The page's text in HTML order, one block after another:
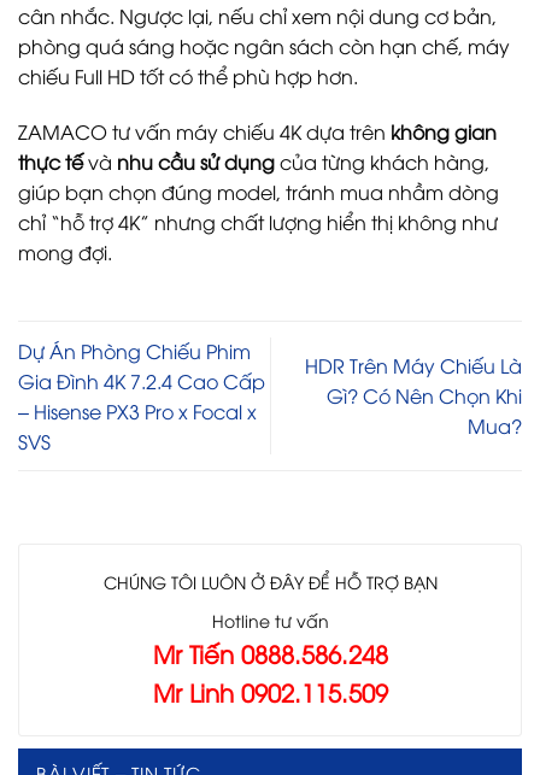
CHÚNG TÔI LUÔN Ở ĐÂY ĐỂ HỖ TRỢ BẠN
Hotline tư vấn
Mr Tiến 0888.586.248
Mr Linh 0902.115.509
cân nhắc. Ngược lại, nếu chỉ xem nội dung cơ bản,
phòng quá sáng hoặc ngân sách còn hạn chế, máy
chiếu Full HD tốt có thể phù hợp hơn.
ZAMACO tư vấn máy chiếu 4K dựa trên không gian
thực tếvà nhu cầu sử dụngcủa từng khách hàng,
giúp bạn chọn đúng model, tránh mua nhầm dòng
chỉ “hỗ trợ 4K” nhưng chất lượng hiển thị không như
mong đợi.
Dự Án Phòng Chiếu Phim
Gia Đình 4K 7.2.4 Cao Cấp
– Hisense PX3 Pro x Focal x
SVS
HDR Trên Máy Chiếu Là
Gì? Có Nên Chọn Khi
Mua?